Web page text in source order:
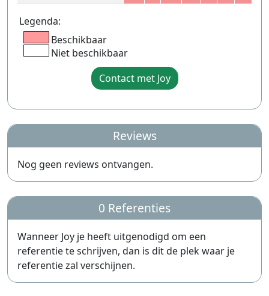
Legenda:
Beschikbaar
Niet beschikbaar
Contact met Joy
Reviews
Nog geen reviews ontvangen.
0 Referenties
Wanneer Joy je heeft uitgenodigd om een
referentie te schrijven, dan is dit de plek waar je
referentie zal verschijnen.